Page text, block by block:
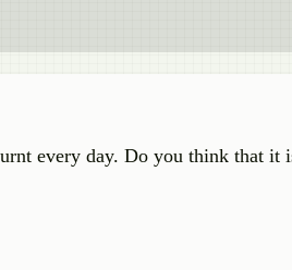
every day. Do you think that